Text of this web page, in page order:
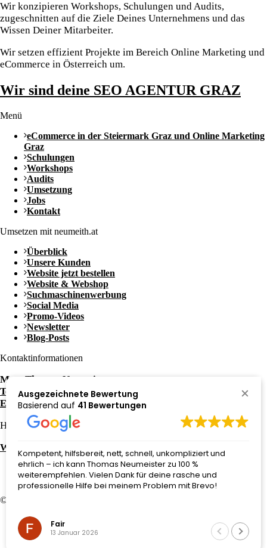
Wir konzipieren Workshops, Schulungen und Audits,
zugeschnitten auf die Ziele Deines Unternehmens und das
Wissen Deiner Mitarbeiter.
Wir setzen effizient Projekte im Bereich Online Marketing und
eCommerce in Österreich um.
Wir sind deine SEO AGENTUR GRAZ
Menü
eCommerce in der Steiermark Graz und Online Marketing
Graz
Schulungen
Workshops
Audits
Umsetzung
Jobs
Kontakt
Umsetzen mit neumeith.at
Überblick
Unsere Kunden
Website jetzt bestellen
Website & Webshop
Suchmaschinenwerbung
Social Media
Promo-Videos
Newsletter
Blog-Posts
Kontaktinformationen
Mag. Thomas Neumeister
Tel.: +43 650 / 3052081
E-Mail: office@neumeith.at
Häufige Fragen zu:
Website kaufen in Graz
© 2026 Website von
Impressum
Datenschutzerklärung
Ausgezeichnete Bewertung
Basierend auf 41 Bewertungen
Kompetent, hilfsbereit, nett, schnell, unkompliziert und
ehrlich – ich kann Thomas Neumeister zu 100 %
weiterempfehlen. Vielen Dank für deine rasche und
professionelle Hilfe bei meinem Problem mit Brevo!
Fair
13 Januar 2026